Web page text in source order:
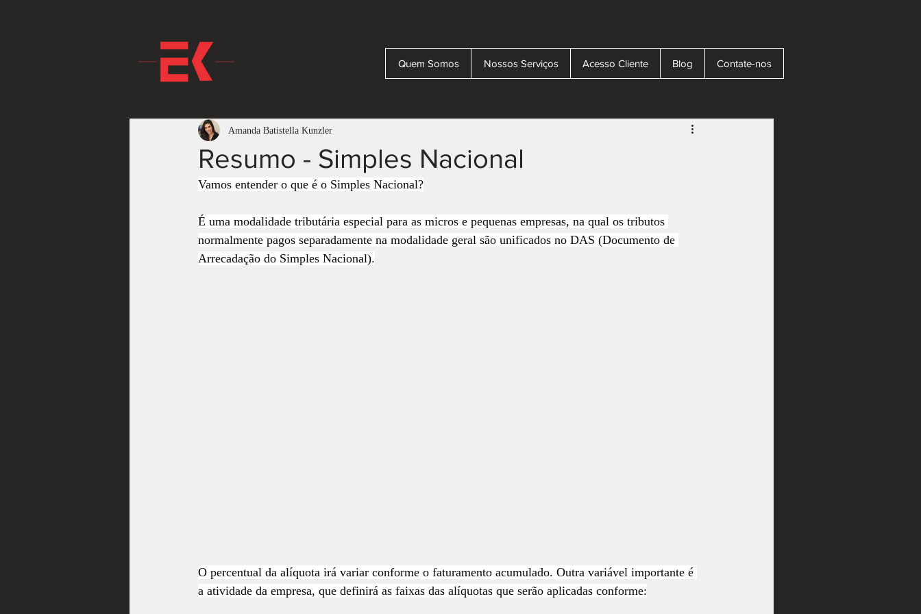
Quem Somos Nossos Serviços Acesso Cliente Blog Contate-nos
Resumo - Simples Nacional
Amanda Batistella Kunzler
Vamos entender o que é o Simples Nacional?
É uma modalidade tributária especial para as micros e pequenas empresas, na qual os tributos
normalmente pagos separadamente na modalidade geral são unificados no DAS (Documento de
Arrecadação do Simples Nacional).
O percentual da alíquota irá variar conforme o faturamento acumulado. Outra variável importante é
a atividade da empresa, que definirá as faixas das alíquotas que serão aplicadas conforme: